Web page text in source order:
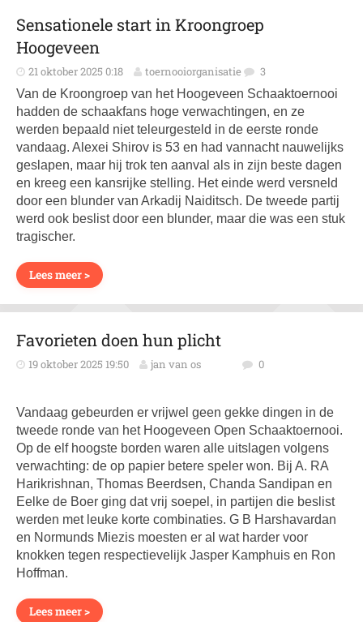
Sensationele start in Kroongroep
Hoogeveen
21 oktober 2025 0:18 toernooiorganisatie 3
Van de Kroongroep van het Hoogeveen Schaaktoernooi
hadden de schaakfans hoge verwachtingen, en ze
werden bepaald niet teleurgesteld in de eerste ronde
vandaag. Alexei Shirov is 53 en had vannacht nauwelijks
geslapen, maar hij trok ten aanval als in zijn beste dagen
en kreeg een kansrijke stelling. Het einde werd versneld
door een blunder van Arkadij Naiditsch. De tweede partij
werd ook beslist door een blunder, maar die was een stuk
tragischer.
Lees meer >
Favorieten doen hun plicht
19 oktober 2025 19:50 jan van os 0
Vandaag gebeurden er vrijwel geen gekke dingen in de
tweede ronde van het Hoogeveen Open Schaaktoernooi.
Op de elf hoogste borden waren alle uitslagen volgens
verwachting: de op papier betere speler won. Bij A. RA
Harikrishnan, Thomas Beerdsen, Chanda Sandipan en
Eelke de Boer ging dat vrij soepel, in partijen die beslist
werden met leuke korte combinaties. G B Harshavardan
en Normunds Miezis moesten er al wat harder voor
knokken tegen respectievelijk Jasper Kamphuis en Ron
Hoffman.
Lees meer >